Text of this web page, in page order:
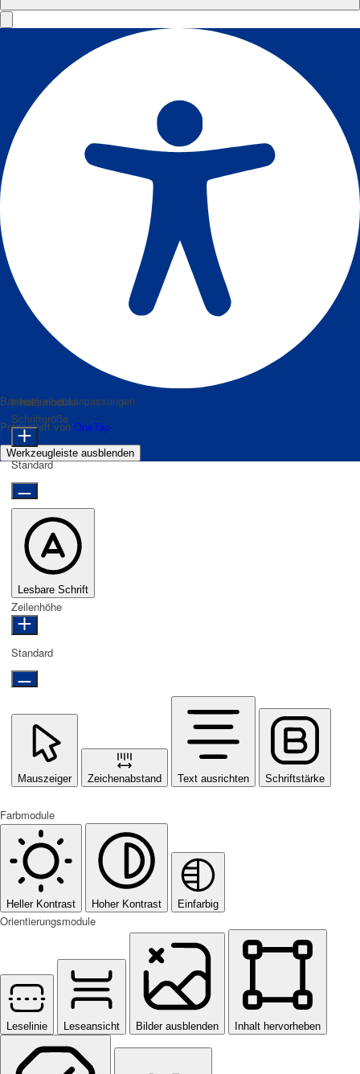
Barrierefreiheitsanpassungen
Präsentiert von OneTap
Werkzeugleiste ausblenden
Inhaltsmodule
Schriftgröße
Standard
Lesbare Schrift
Zeilenhöhe
Standard
Mauszeiger Zeichenabstand Text ausrichten Schriftstärke
Farbmodule
Heller Kontrast Hoher Kontrast Einfarbig
Orientierungsmodule
Leselinie Leseansicht Bilder ausblenden Inhalt hervorheben